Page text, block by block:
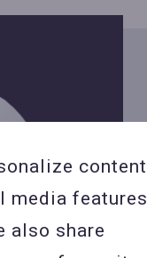
content
media features
also share